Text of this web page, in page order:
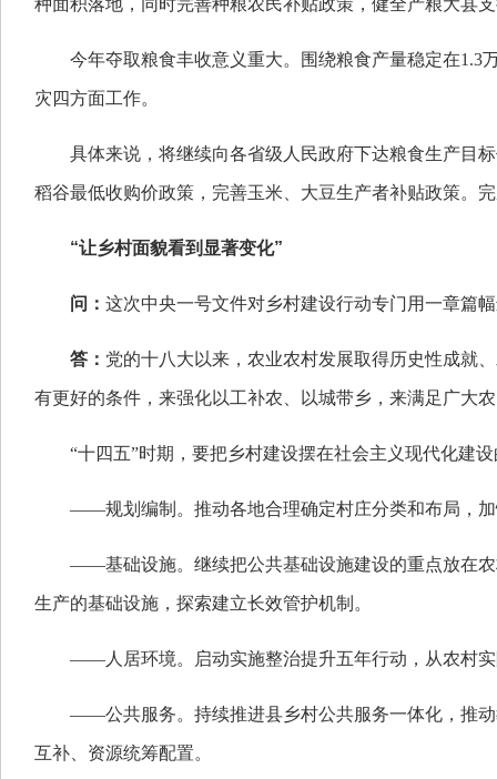
种面积落地，同时完善种粮农民补贴政策，健全产粮大县
今年夺取粮食丰收意义重大。围绕粮食产量稳定在
灾四方面工作。
具体来说，将继续向各省级人民政府下达粮食生产目
稻谷最低收购价政策，完善玉米、大豆生产者补贴政策。
“让乡村面貌看到显著变化”
问： 这次中央一号文件对乡村建设行动专门用一章篇
答： 党的十八大以来，农业农村发展取得历史性成就
有更好的条件，来强化以工补农、以城带乡，来满足广大
“十四五”时期，要把乡村建设摆在社会主义现代化建
——规划编制。推动各地合理确定村庄分类和布局，
——基础设施。继续把公共基础设施建设的重点放在
生产的基础设施，探索建立长效管护机制。
——人居环境。启动实施整治提升五年行动，从农村
——公共服务。持续推进县乡村公共服务一体化，推
互补、资源统筹配置。